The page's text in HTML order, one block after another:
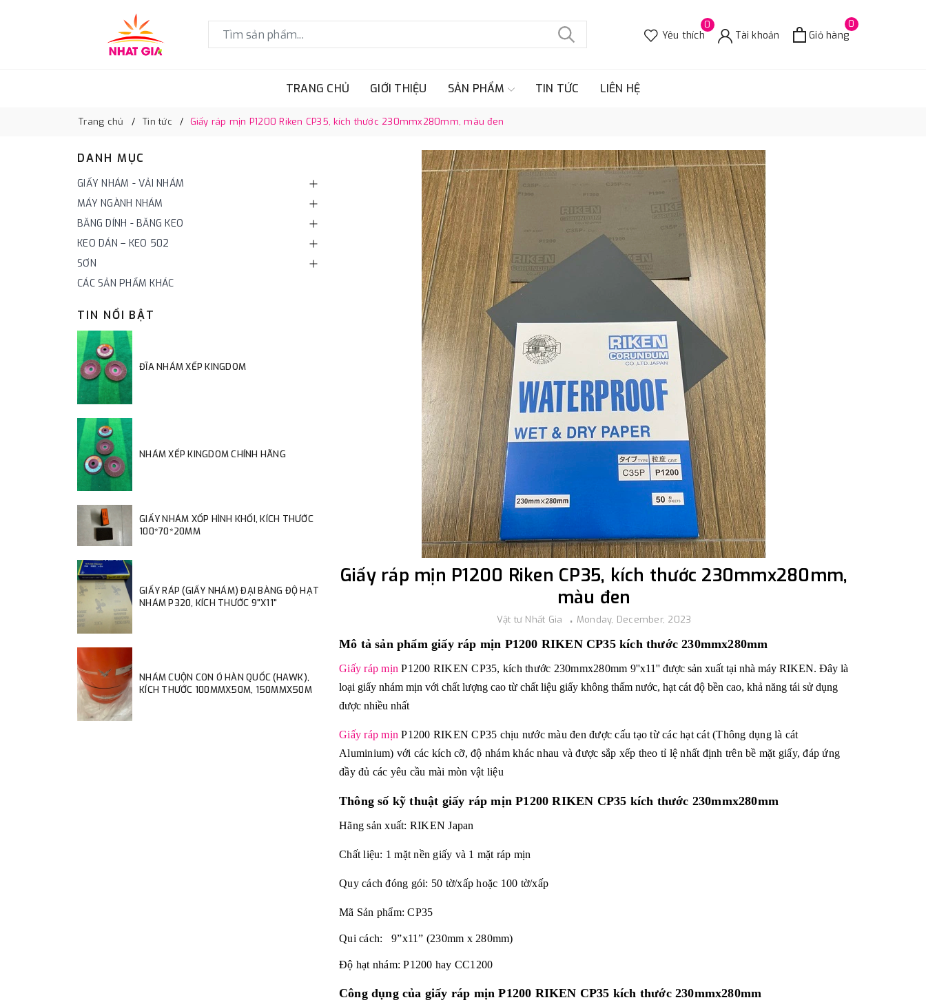
0
Yêu thích Tài khoản
0
Giỏ hàng
TRANG CHỦ GIỚI THIỆU SẢN PHẨM TIN TỨC LIÊN HỆ
Trang chủ Tin tức Giấy ráp mịn P1200 Riken CP35, kích thước 230mmx280mm, màu đen
DANH MỤC
GIẤY NHÁM - VẢI NHÁM
MÁY NGÀNH NHÁM
BĂNG DÍNH - BĂNG KEO
KEO DÁN – KEO 502
SƠN
CÁC SẢN PHẨM KHÁC
TIN NỔI BẬT
ĐĨA NHÁM XẾP KINGDOM
NHÁM XẾP KINGDOM CHÍNH HÃNG
GIẤY NHÁM XỐP HÌNH KHỐI, KÍCH THƯỚC
100*70*20MM
GIẤY RÁP (GIẤY NHÁM) ĐẠI BÀNG ĐỘ HẠT
NHÁM P320, KÍCH THƯỚC 9"X11"
NHÁM CUỘN CON Ó HÀN QUỐC (HAWK),
KÍCH THƯỚC 100MMX50M, 150MMX50M
Giấy ráp mịn P1200 Riken CP35, kích thước 230mmx280mm,
màu đen
Vật tư Nhất Gia Monday, December, 2023
Mô tả sản phẩm giấy ráp mịn P1200 RIKEN CP35 kích thước 230mmx280mm
Giấy ráp mịn P1200 RIKEN CP35, kích thước 230mmx280mm 9''x11'' được sản xuất tại nhà máy RIKEN. Đây là
loại giấy nhám mịn với chất lượng cao từ chất liệu giấy không thấm nước, hạt cát độ bền cao, khả năng tái sử dụng
được nhiều nhất
Giấy ráp mịn P1200 RIKEN CP35 chịu nước màu đen được cấu tạo từ các hạt cát (Thông dụng là cát
Aluminium) với các kích cỡ, độ nhám khác nhau và được sắp xếp theo tỉ lệ nhất định trên bề mặt giấy, đáp ứng
đầy đủ các yêu cầu mài mòn vật liệu
Thông số kỹ thuật giấy ráp mịn P1200 RIKEN CP35 kích thước 230mmx280mm
Hãng sản xuất: RIKEN Japan
Chất liệu: 1 mặt nền giấy và 1 mặt ráp mịn
Quy cách đóng gói: 50 tờ/xấp hoặc 100 tờ/xấp
Mã Sản phẩm: CP35
Qui cách: 9”x11” (230mm x 280mm)
Độ hạt nhám: P1200 hay CC1200
Công dụng của giấy ráp mịn P1200 RIKEN CP35 kích thước 230mmx280mm